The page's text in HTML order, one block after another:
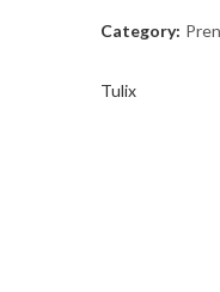
Category:
Tulix